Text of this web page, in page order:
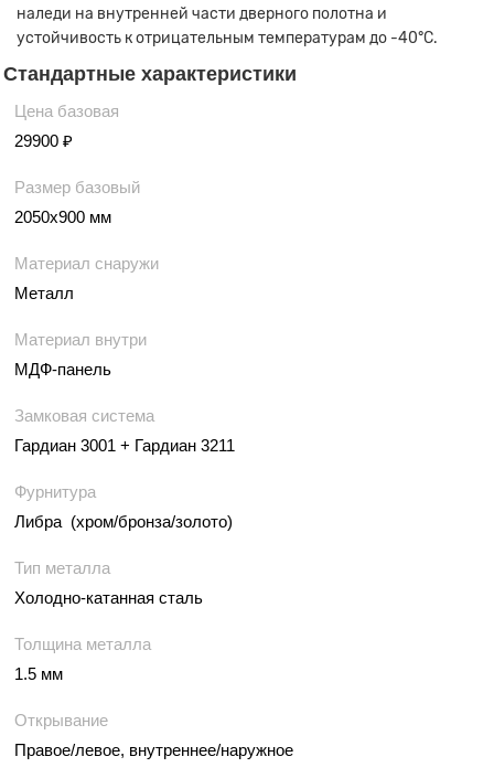
наледи на внутренней части дверного полотна и
устойчивость к отрицательным температурам до -40°С.
Стандартные характеристики
Цена базовая
29900 ₽
Размер базовый
2050х900 мм
Материал снаружи
Металл
Материал внутри
МДФ-панель
Замковая система
Гардиан 3001 + Гардиан 3211
Фурнитура
Либра (хром/бронза/золото)
Тип металла
Холодно-катанная сталь
Толщина металла
1.5 мм
Открывание
Правое/левое, внутреннее/наружное